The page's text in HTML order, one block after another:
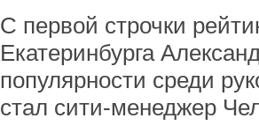
С первой строчки
Екатеринбурга
популярности среди
стал сити-менеджер